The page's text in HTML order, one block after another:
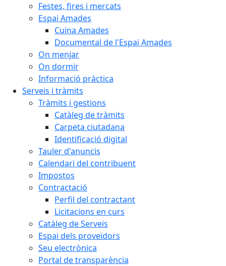
Festes, fires i mercats
Espai Amades
Cuina Amades
Documental de l'Espai Amades
On menjar
On dormir
Informació pràctica
Serveis i tràmits
Tràmits i gestions
Catàleg de tràmits
Carpeta ciutadana
Identificació digital
Tauler d'anuncis
Calendari del contribuent
Impostos
Contractació
Perfil del contractant
Licitacions en curs
Catàleg de Serveis
Espai dels proveïdors
Seu electrònica
Portal de transparència